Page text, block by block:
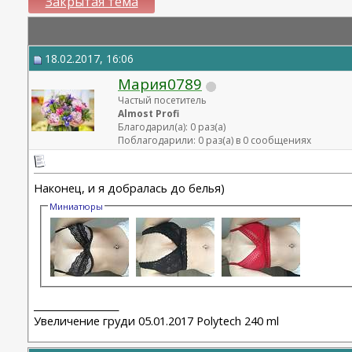
18.02.2017, 16:06
Мария0789
Частый посетитель
Almost Profi
Благодарил(а): 0 раз(а)
Поблагодарили: 0 раз(а) в 0 сообщениях
Наконец, и я добралась до белья)
Миниатюры
Увеличение груди 05.01.2017 Polytech 240 ml